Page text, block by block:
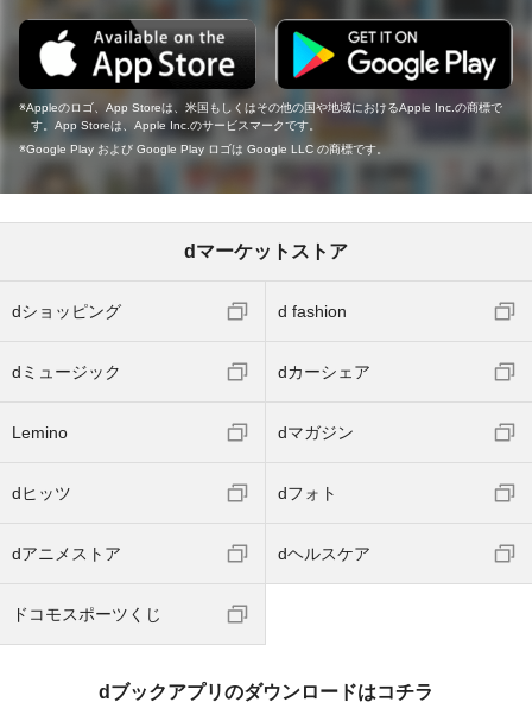
Appleのロゴ、App Storeは、米国もしくはその他の国や地域におけるApple Inc.の商標で
す。App Storeは、Apple Inc.のサービスマークです。
Google Play および Google Play ロゴは Google LLC の商標です。
dマーケットストア
dショッピング d fashion
dミュージック dカーシェア
Lemino dマガジン
dヒッツ dフォト
dアニメストア dヘルスケア
ドコモスポーツくじ
dブックアプリのダウンロードはコチラ